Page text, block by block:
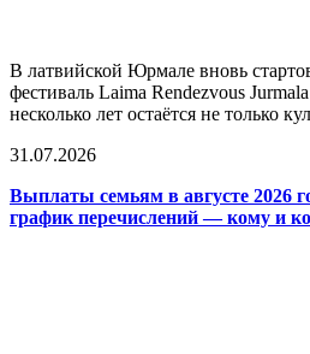
В латвийской Юрмале вновь
фестиваль Laima Rendezvous
несколько лет остаётся не только
31.07.2026
Выплаты семьям в августе 2026
график перечислений — кому и